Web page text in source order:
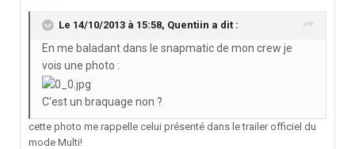
Le 14/10/2013 à 15:58, Quentiin a dit :
En me baladant dans le snapmatic de mon crew je
vois une photo :
C'est un braquage non ?
cette photo me rappelle celui présenté dans le trailer officiel du
mode Multi!